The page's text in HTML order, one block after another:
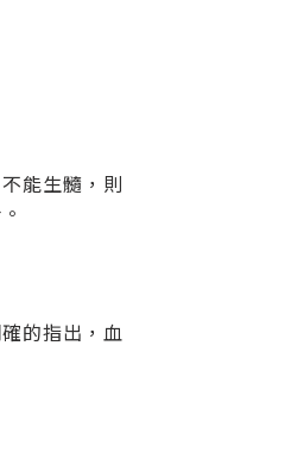
能生髓，則
的指出，血